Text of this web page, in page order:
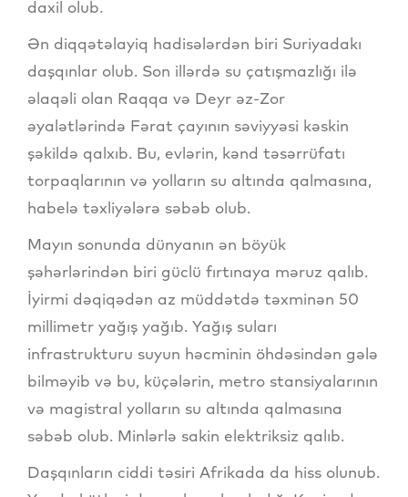
daxil olub.
Ən diqqətəlayiq hadisələrdən biri Suriyadakı
daşqınlar olub. Son illərdə su çatışmazlığı ilə
əlaqəli olan Raqqa və Deyr əz-Zor
əyalətlərində Fərat çayının səviyyəsi kəskin
şəkildə qalxıb. Bu, evlərin, kənd təsərrüfatı
torpaqlarının və yolların su altında qalmasına,
habelə təxliyələrə səbəb olub.
Mayın sonunda dünyanın ən böyük
şəhərlərindən biri güclü fırtınaya məruz qalıb.
İyirmi dəqiqədən az müddətdə təxminən 50
millimetr yağış yağıb. Yağış suları
infrastrukturu suyun həcminin öhdəsindən gələ
bilməyib və bu, küçələrin, metro stansiyalarının
və magistral yolların su altında qalmasına
səbəb olub. Minlərlə sakin elektriksiz qalıb.
Daşqınların ciddi təsiri Afrikada da hiss olunub.